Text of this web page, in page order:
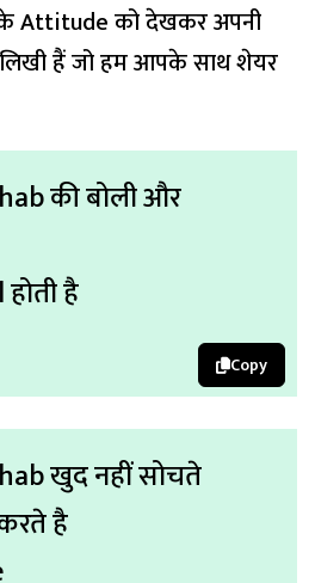
के Attitude को देखकर अपनी
हैं जो हम आपके साथ शेयर
की बोली और
है
Copy
खुद नहीं सोचते
है